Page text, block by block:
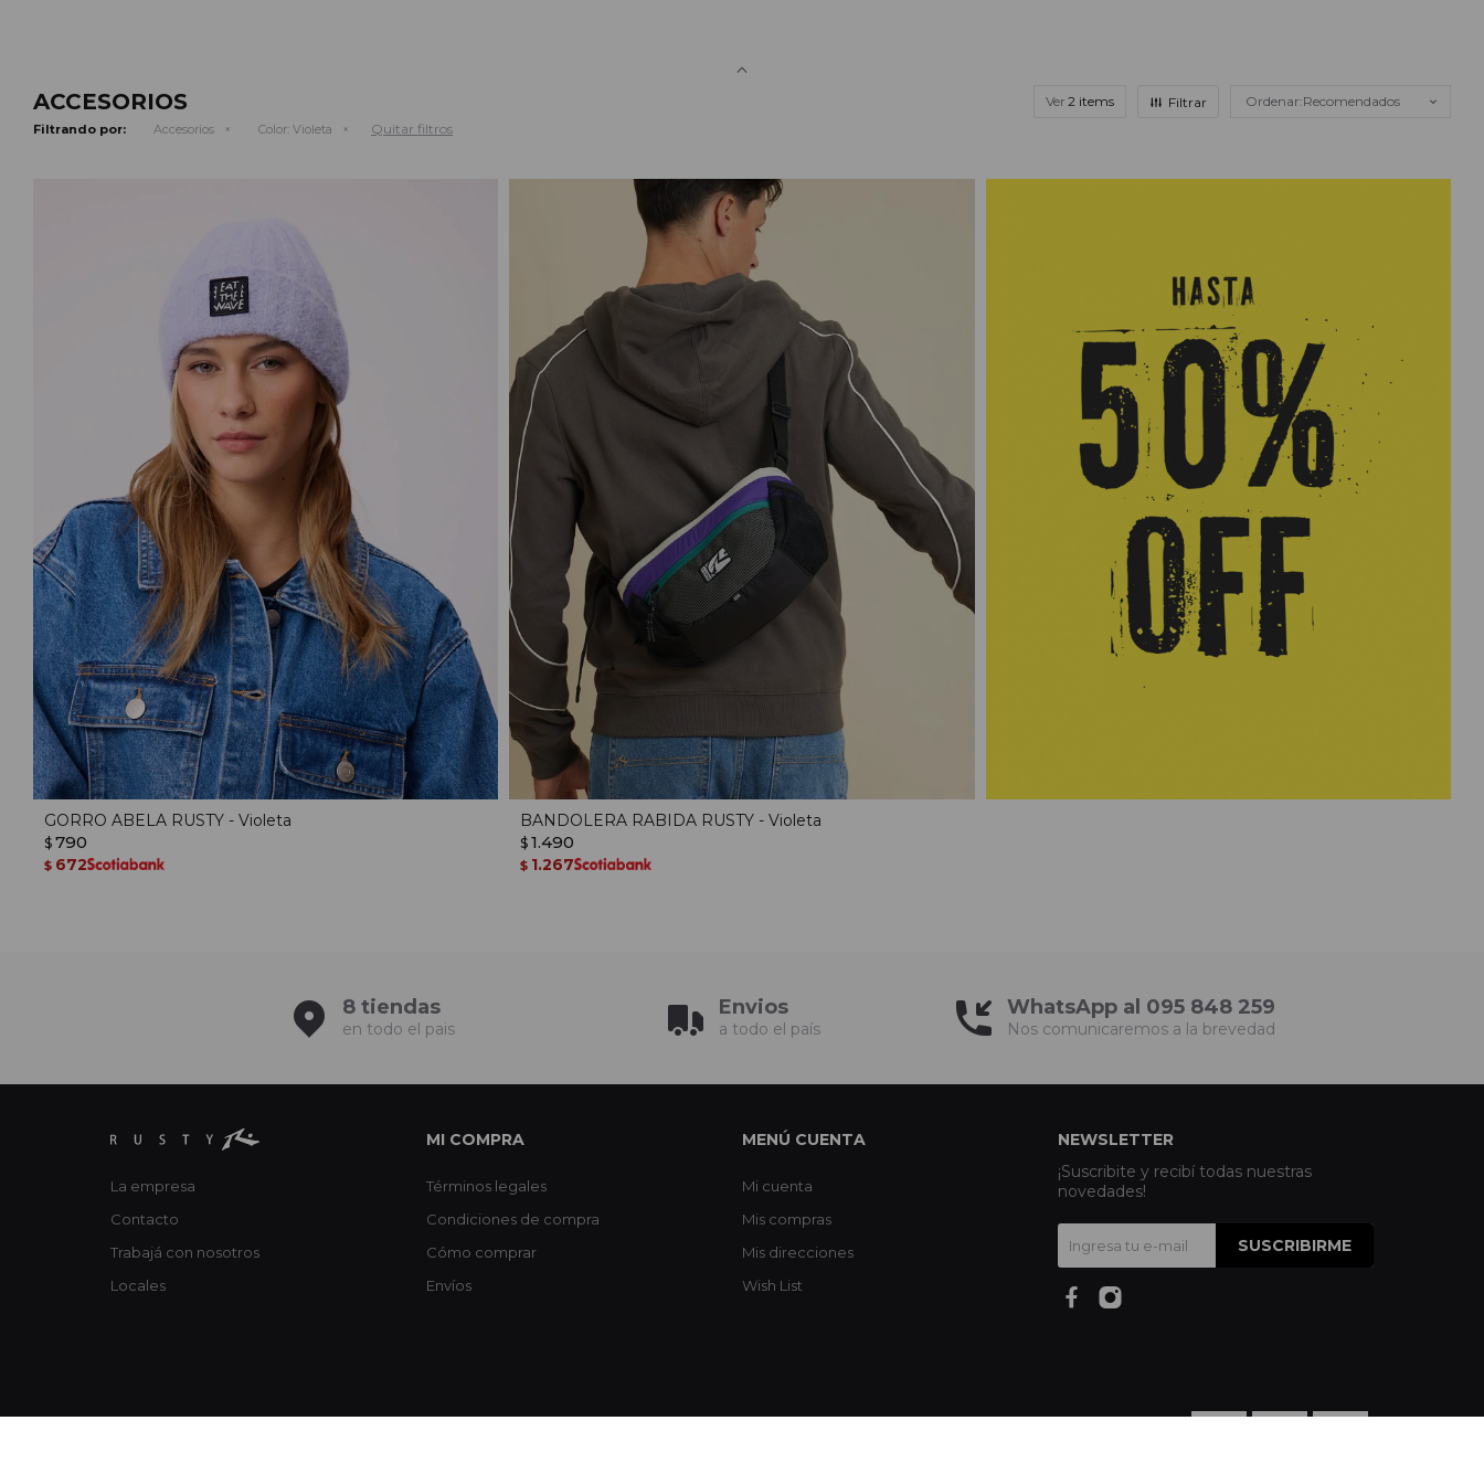
ACCESORIOS Ver Recomendados
Filtrando por: Accesorios Color: Violeta Quitar filtros
GORRO ABELA RUSTY - Violeta
$ 790
$ 672
BANDOLERA RABIDA RUSTY - Violeta
$ 1.490
$ 1.267
8 tiendas
en todo el pais
Envios
a todo el país
WhatsApp al 095 848 259
Nos comunicaremos a la brevedad
La empresa
Contacto
Trabajá con nosotros
Locales
MI COMPRA
Términos legales
Condiciones de compra
Cómo comprar
Envíos
MENÚ CUENTA
Mi cuenta
Mis compras
Mis direcciones
Wish List
NEWSLETTER
¡Suscribite y recibí todas nuestras
novedades!
SUSCRIBIRME